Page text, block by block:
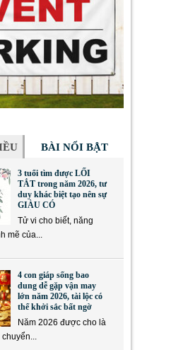
BÀI NỔI BẬT
3 tuổi tìm được LỐI
TẮT trong năm 2026, tư
duy khác biệt tạo nên sự
GIÀU CÓ
Tử vi cho biết, năng
mẽ của...
4 con giáp sống bao
dung dễ gặp vận may
lớn năm 2026, tài lộc có
thể khởi sắc bất ngờ
Năm 2026 được cho là